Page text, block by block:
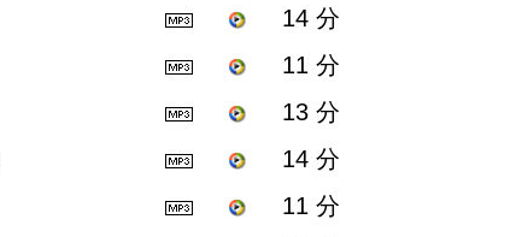
14 分
11 分
13 分
14 分
11 分